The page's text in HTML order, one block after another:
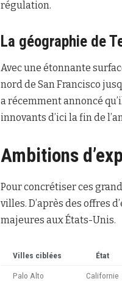
régulation.
La géographie de
Avec une étonnante
nord de San Francisco
a récemment annoncé
innovants d’ici la fin de
Ambitions
Pour concrétiser ces
villes. D’après des offres
majeures aux États-Unis.
Villes ciblées État
Palo Alto Californie